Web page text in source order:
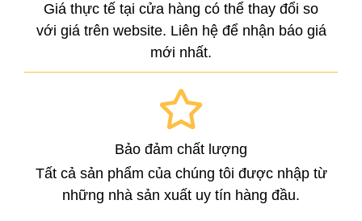
Giá thực tế tại cửa hàng có thể thay đổi so
với giá trên website. Liên hệ để nhận báo giá
mới nhất.
Bảo đảm chất lượng
Tất cả sản phẩm của chúng tôi được nhập từ
những nhà sản xuất uy tín hàng đầu.